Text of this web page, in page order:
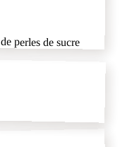
perles de sucre